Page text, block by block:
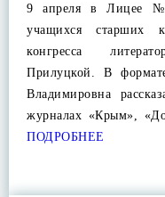
9 апреля в Лицее №1
учащихся старших
конгресса
Прилуцкой. В
Владимировна
журналах «Крым»,
ПОДРОБНЕЕ